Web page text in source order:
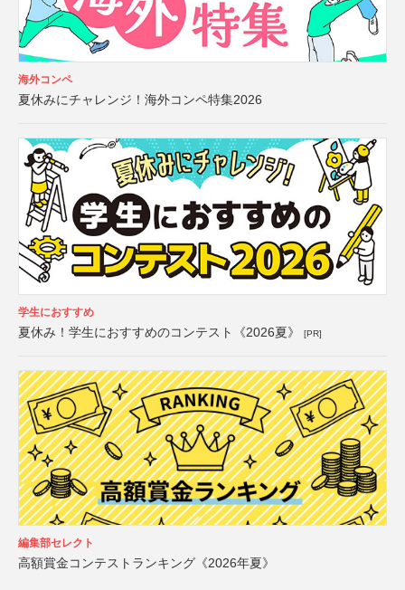
海外コンペ
夏休みにチャレンジ！海外コンペ特集2026
学生におすすめ
夏休み！学生におすすめのコンテスト《2026夏》 [PR]
編集部セレクト
高額賞金コンテストランキング《2026年夏》